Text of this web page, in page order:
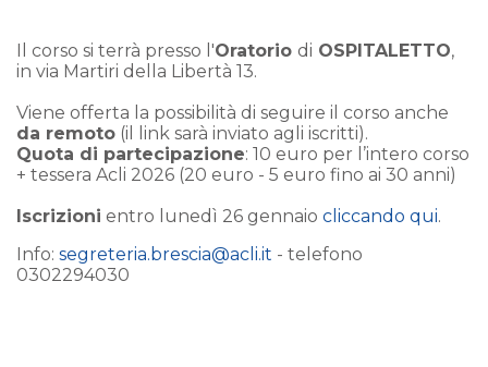
Il corso si terrà presso l'Oratorio di OSPITALETTO,
in via Martiri della Libertà 13.
Viene offerta la possibilità di seguire il corso anche
da remoto (il link sarà inviato agli iscritti).
Quota di partecipazione: 10 euro per l’intero corso
+ tessera Acli 2026 (20 euro - 5 euro fino ai 30 anni)
Iscrizioni entro lunedì 26 gennaio cliccando qui.
Info: segreteria.brescia@acli.it - telefono
0302294030